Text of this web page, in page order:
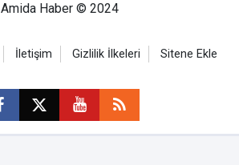
Amida Haber © 2024
İletişim Gizlilik İlkeleri Sitene Ekle